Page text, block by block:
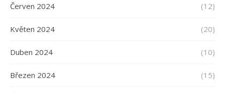
Červen 2024 (12)
Květen 2024 (20)
Duben 2024 (10)
Březen 2024 (15)